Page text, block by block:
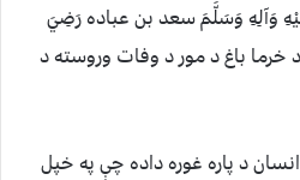
وَآلِهِ وَسَلَّمَ سعد بن عباده رَضِيَ
د خرما باغ د مور د وفات وروسته د
د پاره غوره داده چې په خپل